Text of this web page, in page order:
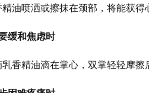
油喷洒或擦抹在颈部，将能获得
缓和焦虑时
香精油滴在掌心，双掌轻轻摩擦